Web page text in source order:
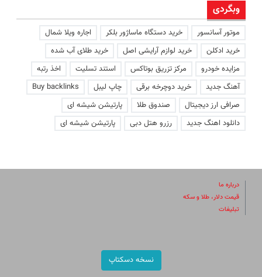
وبگردی
موتور آسانسور خرید دستگاه ماساژور بلکر
اجاره ویلا شمال
خرید ادکلن
خرید لوازم آرایشی اصل
خرید طلای آب شده
مزایده خودرو
مرکز تزریق بوتاکس استند تسلیت
اخذ رتبه
آهنگ جدید
خرید دوچرخه برقی چاپ لیبل
Buy backlinks
صرافی ارز دیجیتال
صندوق طلا
پارتیشن شیشه ای
دانلود اهنگ جدید
رزرو هتل دبی پارتیشن شیشه ای
درباره ما
قیمت دلار، طلا و سکه
تبلیغات
نسخه دسکتاپ